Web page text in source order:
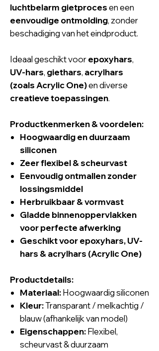
luchtbelarm gietprocesen een
eenvoudige ontmolding, zonder
beschadiging van het eindproduct.
Ideaal geschikt voorepoxyhars,
UV-hars, giethars, acrylhars
(zoals Acrylic One)en diverse
creatieve toepassingen.
Productkenmerken & voordelen:
Hoogwaardig en duurzaam
siliconen
Zeer flexibel & scheurvast
Eenvoudig ontmallen zonder
lossingsmiddel
Herbruikbaar & vormvast
Gladde binnenoppervlakken
voor perfecte afwerking
Geschikt voorepoxyhars,UV-
hars & acrylhars (Acrylic One)
Productdetails:
Materiaal:Hoogwaardig siliconen
Kleur:Transparant / melkachtig /
blauw (afhankelijk van model)
Eigenschappen:Flexibel,
scheurvast & duurzaam